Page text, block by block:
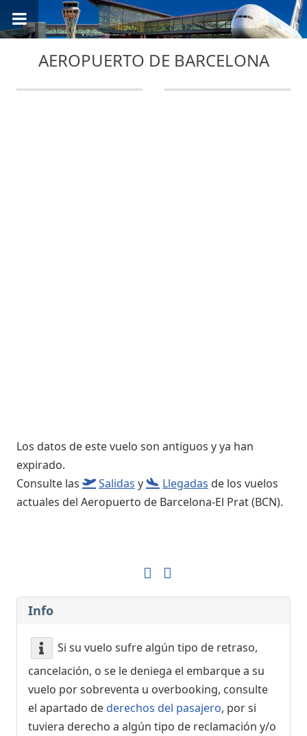
AEROPUERTO DE BARCELONA
Los datos de este vuelo son antiguos y ya han
expirado.
Consulte las
Salidas y Llegadas de los vuelos
actuales del Aeropuerto de Barcelona-El Prat (BCN).
Info
Si su vuelo sufre algún tipo de retraso,
cancelación, o se le deniega el embarque a su
vuelo por sobreventa u overbooking, consulte
el apartado dederechos del pasajero, por si
tuviera derecho a algún tipo de reclamación y/o